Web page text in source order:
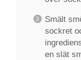
Smält
sockret
en slät